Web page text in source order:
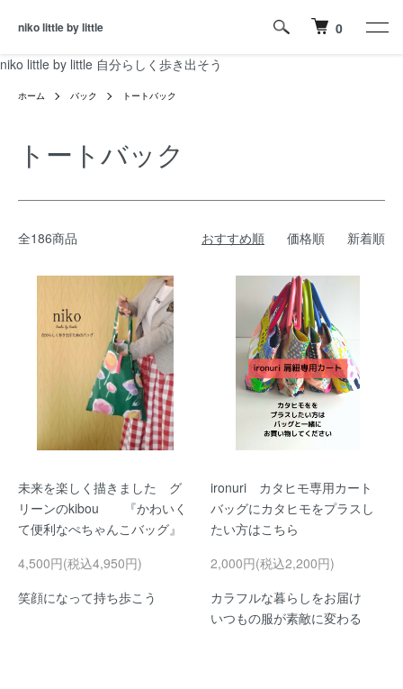
niko little by little 自分らしく歩き出そう
niko little by little 0
ホーム バック トートバック
トートバック
全186商品 おすすめ順 価格順 新着順
未来を楽しく描きました グ
リーンのkibou 『かわいく
て便利なぺちゃんこバッグ』
4,500円(税込4,950円)
笑顔になって持ち歩こう
ironuri カタヒモ専用カート
バッグにカタヒモをプラスし
たい方はこちら
2,000円(税込2,200円)
カラフルな暮らしをお届け
いつもの服が素敵に変わる